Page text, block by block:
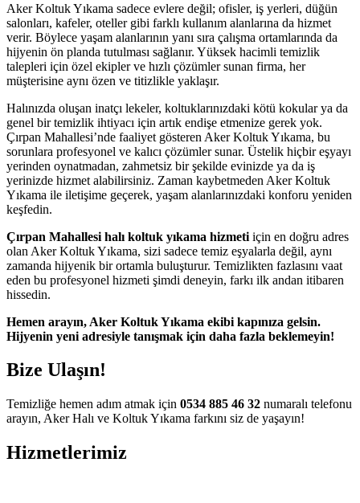
kıbrıs escort
jojobet giriş
muscoflex
koltuk yıkama
sapanca escort
marsbahis
holiganbet
jojobet
tipobet güncel adres
holiganbet giriş
tipobet
fixbet güncel giriş
fixbet
jojobet
viagra 100 mg
Aker Koltuk Yıkama sadece evlere değil; ofisler, iş yerleri, düğün
salonları, kafeler, oteller gibi farklı kullanım alanlarına da hizmet
verir. Böylece yaşam alanlarının yanı sıra çalışma ortamlarında da
hijyenin ön planda tutulması sağlanır. Yüksek hacimli temizlik
talepleri için özel ekipler ve hızlı çözümler sunan firma, her
müşterisine aynı özen ve titizlikle yaklaşır.
Halınızda oluşan inatçı lekeler, koltuklarınızdaki kötü kokular ya da
genel bir temizlik ihtiyacı için artık endişe etmenize gerek yok.
Çırpan Mahallesi’nde faaliyet gösteren Aker Koltuk Yıkama, bu
sorunlara profesyonel ve kalıcı çözümler sunar. Üstelik hiçbir eşyayı
yerinden oynatmadan, zahmetsiz bir şekilde evinizde ya da iş
yerinizde hizmet alabilirsiniz. Zaman kaybetmeden Aker Koltuk
Yıkama ile iletişime geçerek, yaşam alanlarınızdaki konforu yeniden
keşfedin.
Çırpan Mahallesi halı koltuk yıkama hizmeti için en doğru adres
olan Aker Koltuk Yıkama, sizi sadece temiz eşyalarla değil, aynı
zamanda hijyenik bir ortamla buluşturur. Temizlikten fazlasını vaat
eden bu profesyonel hizmeti şimdi deneyin, farkı ilk andan itibaren
hissedin.
Hemen arayın, Aker Koltuk Yıkama ekibi kapınıza gelsin.
Hijyenin yeni adresiyle tanışmak için daha fazla beklemeyin!
Bize Ulaşın!
Temizliğe hemen adım atmak için 0534 885 46 32 numaralı telefonu
arayın, Aker Halı ve Koltuk Yıkama farkını siz de yaşayın!
Hizmetlerimiz